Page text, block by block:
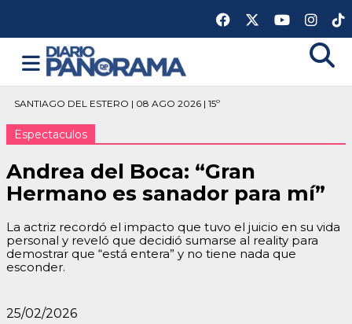
SANTIAGO DEL ESTERO | 08 AGO 2026 | 15º
Espectaculos
Andrea del Boca: “Gran
Hermano es sanador para mí”
La actriz recordó el impacto que tuvo el juicio en su vida
personal y reveló que decidió sumarse al reality para
demostrar que “está entera” y no tiene nada que
esconder.
25/02/2026